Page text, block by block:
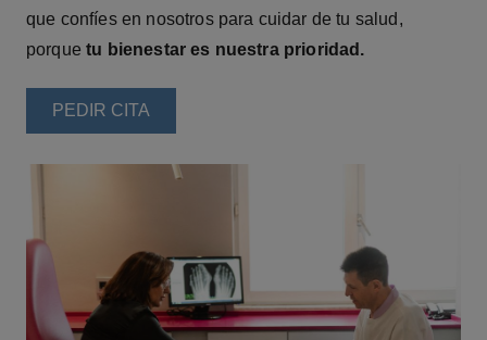
que confíes en nosotros para cuidar de tu salud,
porquetu bienestar es nuestra prioridad.
PEDIR CITA